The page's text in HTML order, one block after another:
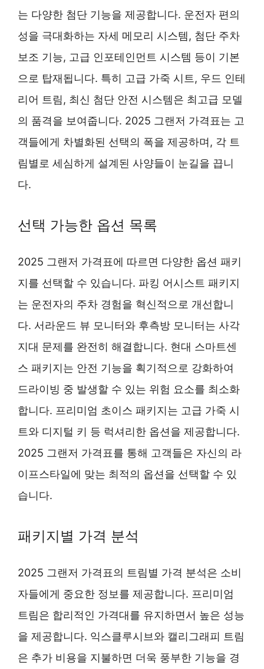
는 다양한 첨단 기능을 제공합니다. 운전자 편의
성을 극대화하는 자세 메모리 시스템, 첨단 주차
보조 기능, 고급 인포테인먼트 시스템 등이 기본
으로 탑재됩니다. 특히 고급 가죽 시트, 우드 인테
리어 트림, 최신 첨단 안전 시스템은 최고급 모델
의 품격을 보여줍니다. 2025 그랜저 가격표는 고
객들에게 차별화된 선택의 폭을 제공하며, 각 트
림별로 세심하게 설계된 사양들이 눈길을 끕니
다.
선택 가능한 옵션 목록
2025 그랜저 가격표에 따르면 다양한 옵션 패키
지를 선택할 수 있습니다. 파킹 어시스트 패키지
는 운전자의 주차 경험을 혁신적으로 개선합니
다. 서라운드 뷰 모니터와 후측방 모니터는 사각
지대 문제를 완전히 해결합니다. 현대 스마트센
스 패키지는 안전 기능을 획기적으로 강화하여
드라이빙 중 발생할 수 있는 위험 요소를 최소화
합니다. 프리미엄 초이스 패키지는 고급 가죽 시
트와 디지털 키 등 럭셔리한 옵션을 제공합니다.
2025 그랜저 가격표를 통해 고객들은 자신의 라
이프스타일에 맞는 최적의 옵션을 선택할 수 있
습니다.
패키지별 가격 분석
2025 그랜저 가격표의 트림별 가격 분석은 소비
자들에게 중요한 정보를 제공합니다. 프리미엄
트림은 합리적인 가격대를 유지하면서 높은 성능
을 제공합니다. 익스클루시브와 캘리그래피 트림
은 추가 비용을 지불하면 더욱 풍부한 기능을 경